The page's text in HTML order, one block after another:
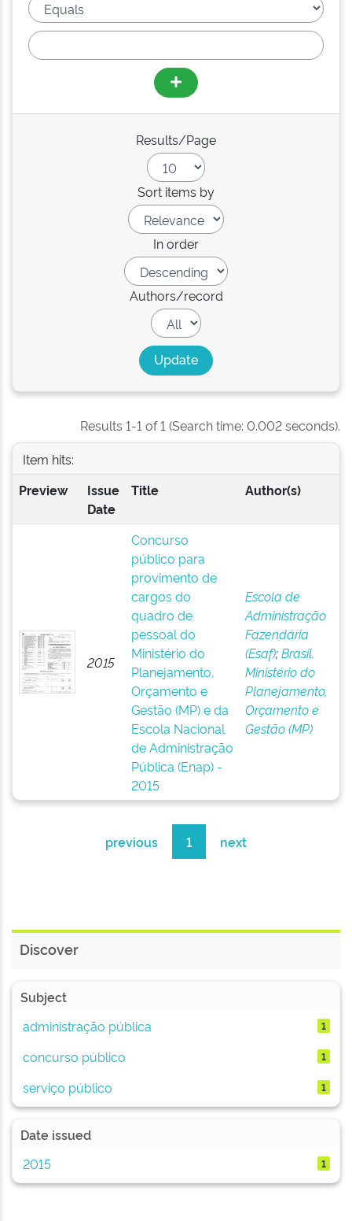
Results/Page
Sort items by
In order
Authors/record
Results 1-1 of 1 (Search time: 0.002 seconds).
Item hits:
Preview
Issue
Date
Title Author(s)
2015
Concurso
público para
provimento de
cargos do
quadro de
pessoal do
Ministério do
Planejamento,
Orçamento e
Gestão (MP) e da
Escola Nacional
de Administração
Pública (Enap) -
2015
Escola de
Administração
Fazendária
(Esaf);Brasil.
Ministério do
Planejamento,
Orçamento e
Gestão (MP)
previous 1 next
Discover
Subject
administração pública
1
concurso público 1
serviço público 1
Date issued
2015
1